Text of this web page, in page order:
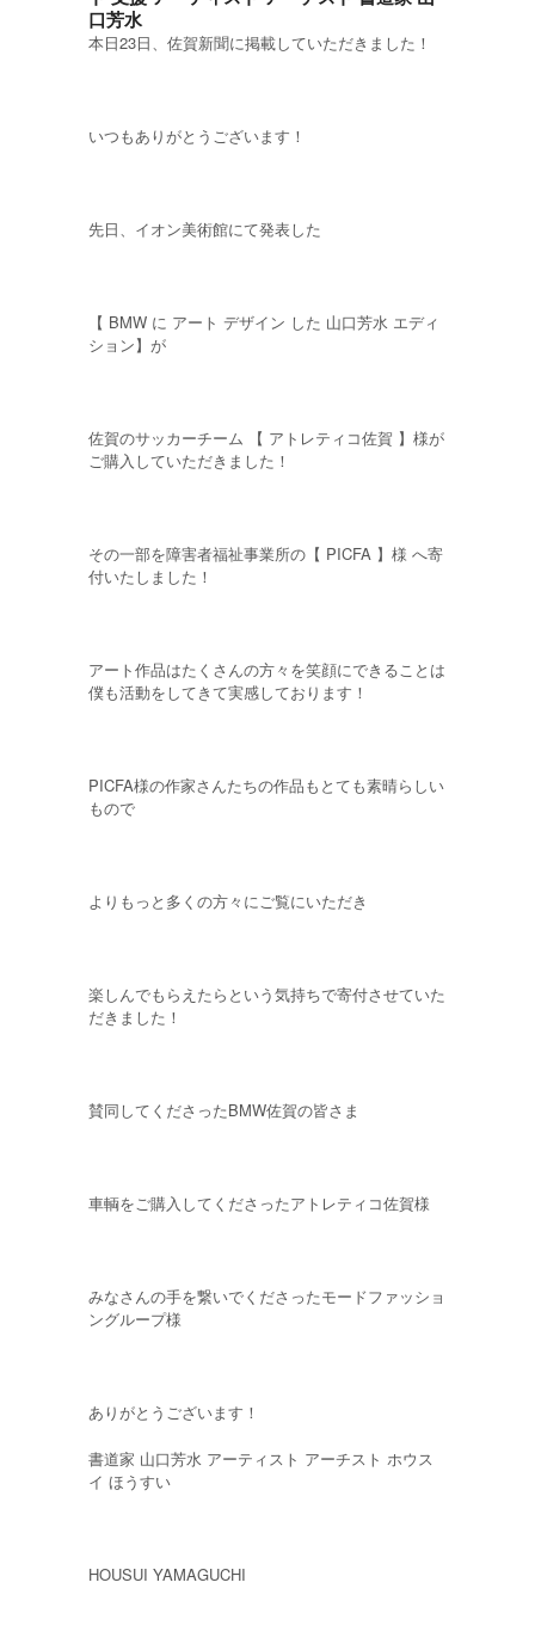
口芳水
本日23日、佐賀新聞に掲載していただきました！
いつもありがとうございます！
先日、イオン美術館にて発表した
【 BMW に アート デザイン した 山口芳水 エディ
ション】が
佐賀のサッカーチーム 【 アトレティコ佐賀 】様が
ご購入していただきました！
その一部を障害者福祉事業所の【 PICFA 】様 へ寄
付いたしました！
アート作品はたくさんの方々を笑顔にできることは
僕も活動をしてきて実感しております！
PICFA様の作家さんたちの作品もとても素晴らしい
もので
よりもっと多くの方々にご覧にいただき
楽しんでもらえたらという気持ちで寄付させていた
だきました！
賛同してくださったBMW佐賀の皆さま
車輌をご購入してくださったアトレティコ佐賀様
みなさんの手を繋いでくださったモードファッショ
ングループ様
ありがとうございます！
書道家 山口芳水 アーティスト アーチスト ホウス
イ ほうすい
HOUSUI YAMAGUCHI